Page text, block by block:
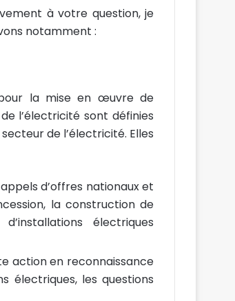
à votre question, je
notamment :
la mise en œuvre de
l’électricité sont définies
secteur de l’électricité. Elles
d’offres nationaux et
la construction de
électriques
action en reconnaissance
électriques, les questions